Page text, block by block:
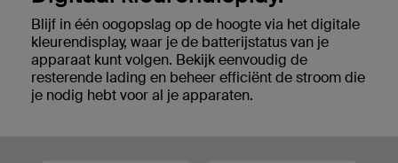
Blijf in één oogopslag op de hoogte via het digitale
kleurendisplay, waar je de batterijstatus van je
apparaat kunt volgen. Bekijk eenvoudig de
resterende lading en beheer efficiënt de stroom die
je nodig hebt voor al je apparaten.